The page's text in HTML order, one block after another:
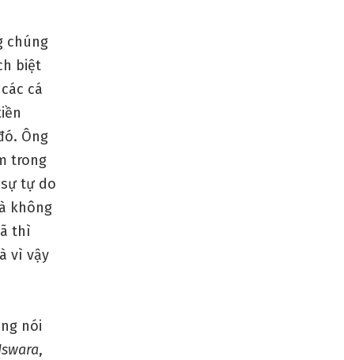
chúng
biệt
cá
Ông
trong
tự do
không
thì
vì vậy
nói
,